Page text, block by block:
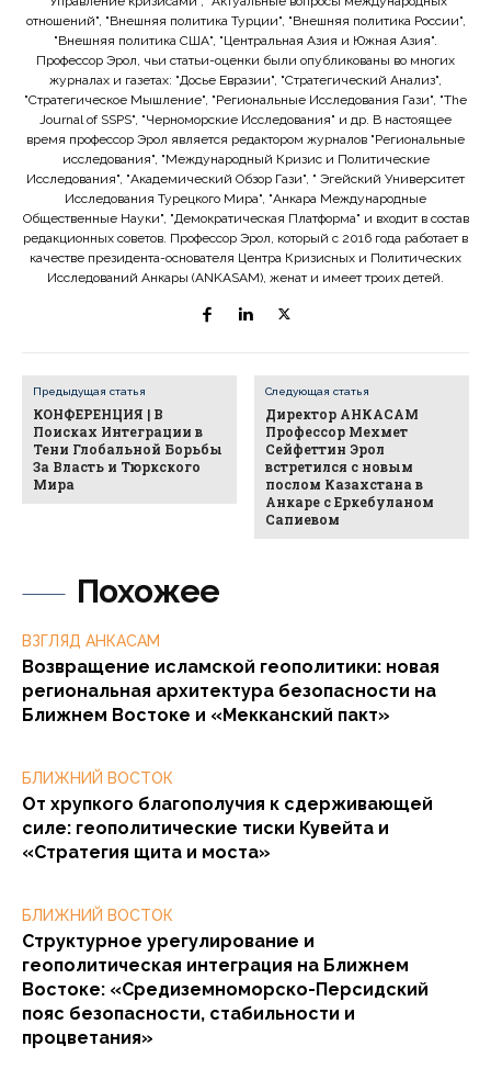
Похожее
ВЗГЛЯД АНКАСАМ
Возвращение исламской геополитики: новая
региональная архитектура безопасности на
Ближнем Востоке и «Мекканский пакт»
БЛИЖНИЙ ВОСТОК
От хрупкого благополучия к сдерживающей
силе: геополитические тиски Кувейта и
«Стратегия щита и моста»
БЛИЖНИЙ ВОСТОК
Структурное урегулирование и
геополитическая интеграция на Ближнем
Востоке: «Средиземноморско-Персидский
пояс безопасности, стабильности и
процветания»
отношений", "Внешняя политика Турции", "Внешняя политика России",
"Внешняя политика США", "Центральная Азия и Южная Азия".
Профессор Эрол, чьи статьи-оценки были опубликованы во многих
журналах и газетах: "Досье Евразии", "Стратегический Анализ",
"Стратегическое Мышление", "Региональные Исследования Гази", "The
Journal of SSPS", "Черноморские Исследования" и др. В настоящее
время профессор Эрол является редактором журналов "Региональные
исследования", "Международный Кризис и Политические
Исследования", "Академический Обзор Гази", " Эгейский Университет
Исследования Турецкого Мира", "Анкара Международные
Общественные Науки", "Демократическая Платформа" и входит в состав
редакционных советов. Профессор Эрол, который с 2016 года работает в
качестве президента-основателя Центра Кризисных и Политических
Исследований Анкары (ANKASAM), женат и имеет троих детей.
Предыдущая статья
КОНФЕРЕНЦИЯ | В
Поисках Интеграции в
Тени Глобальной Борьбы
За Власть и Тюркского
Мира
Следующая статья
Директор АНКАСАМ
Профессор Мехмет
Сейфеттин Эрол
встретился с новым
послом Казахстана в
Анкаре с Еркебуланом
Сапиевом